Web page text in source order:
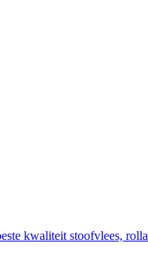
kwaliteit stoofvlees,